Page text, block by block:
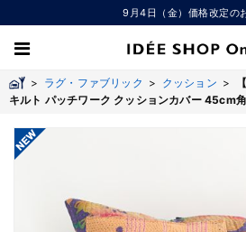
9月4日（金）価格改定の
> ラグ・ファブリック > クッション >
キルト パッチワーク クッションカバー 45cm角